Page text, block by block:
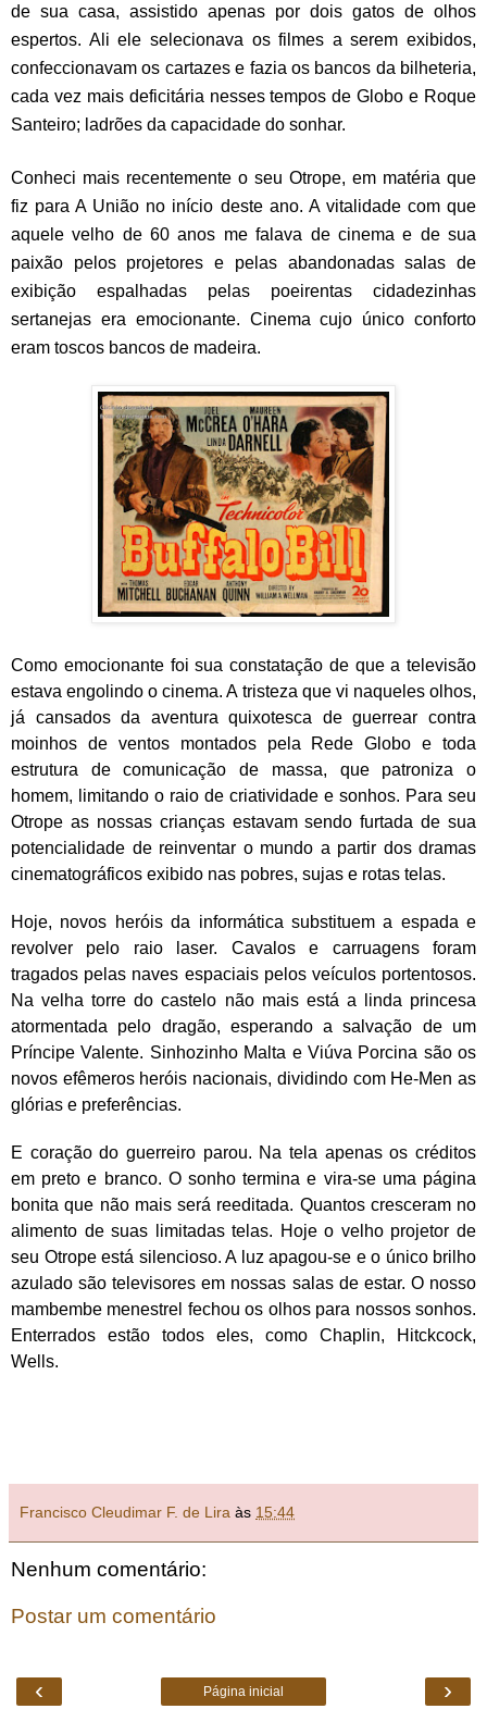
de sua casa, assistido apenas por dois gatos de olhos
espertos. Ali ele selecionava os filmes a serem exibidos,
confeccionavam os cartazes e fazia os bancos da bilheteria,
cada vez mais deficitária nesses tempos de Globo e Roque
Santeiro; ladrões da capacidade do sonhar.
Conheci mais recentemente o seu Otrope, em matéria que
fiz para A União no início deste ano. A vitalidade com que
aquele velho de 60 anos me falava de cinema e de sua
paixão pelos projetores e pelas abandonadas salas de
exibição espalhadas pelas poeirentas cidadezinhas
sertanejas era emocionante. Cinema cujo único conforto
eram toscos bancos de madeira.
Como emocionante foi sua constatação de que a televisão
estava engolindo o cinema. A tristeza que vi naqueles olhos,
já cansados da aventura quixotesca de guerrear contra
moinhos de ventos montados pela Rede Globo e toda
estrutura de comunicação de massa, que patroniza o
homem, limitando o raio de criatividade e sonhos. Para seu
Otrope as nossas crianças estavam sendo furtada de sua
potencialidade de reinventar o mundo a partir dos dramas
cinematográficos exibido nas pobres, sujas e rotas telas.
Hoje, novos heróis da informática substituem a espada e
revolver pelo raio laser. Cavalos e carruagens foram
tragados pelas naves espaciais pelos veículos portentosos.
Na velha torre do castelo não mais está a linda princesa
atormentada pelo dragão, esperando a salvação de um
Príncipe Valente. Sinhozinho Malta e Viúva Porcina são os
novos efêmeros heróis nacionais, dividindo com He-Men as
glórias e preferências.
E coração do guerreiro parou. Na tela apenas os créditos
em preto e branco. O sonho termina e vira-se uma página
bonita que não mais será reeditada. Quantos cresceram no
alimento de suas limitadas telas. Hoje o velho projetor de
seu Otrope está silencioso. A luz apagou-se e o único brilho
azulado são televisores em nossas salas de estar. O nosso
mambembe menestrel fechou os olhos para nossos sonhos.
Enterrados estão todos eles, como Chaplin, Hitckcock,
Wells.
Francisco Cleudimar F. de Lira às 15:44
Nenhum comentário:
Postar um comentário
‹ ›
Página inicial